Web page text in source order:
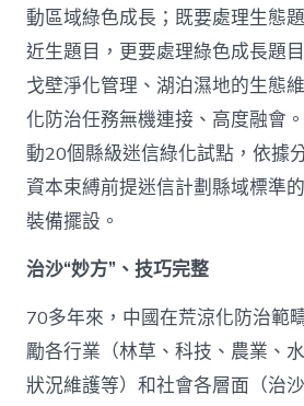
動區域綠色成長；既要處理生態
近生題目，更要處理綠色成長題
戈壁淨化管理、湖泊濕地的生態
化防治任務無機連接、高度融會
動20個縣級迷信綠化試點，依據
資本束縛前提迷信計劃縣域標準
裝備擺設。
治沙“妙方”、技巧完整
70多年來，中國在荒涼化防治範
勵各行業（林草、科技、農業、
狀況維護等）和社會各層面（治